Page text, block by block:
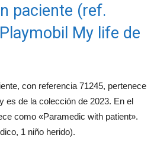
paciente (ref.
My life de
con referencia 71245, pertenece
es de la colección de 2023. En el
como «Paramedic with patient».
1 niño herido).